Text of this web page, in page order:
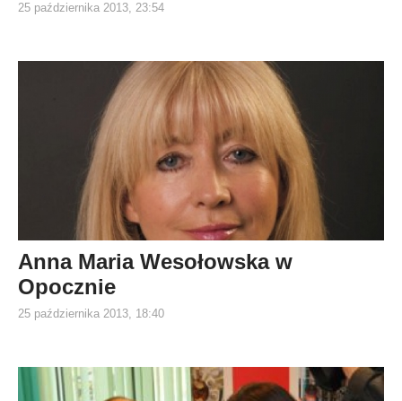
25 października 2013, 23:54
Anna Maria Wesołowska w
Opocznie
25 października 2013, 18:40